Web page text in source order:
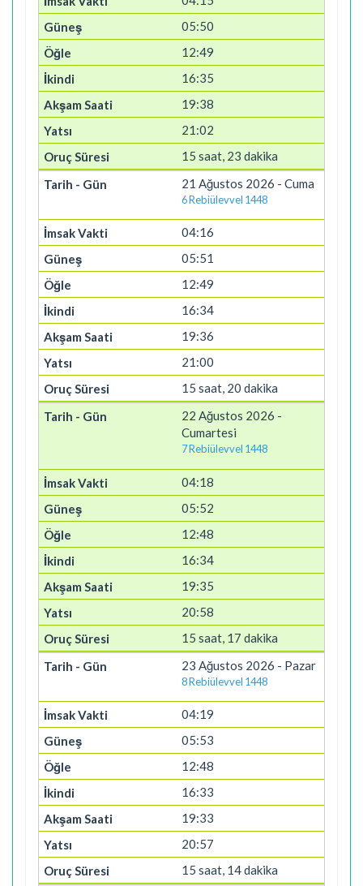
05:50
12:49
16:35
19:38
21:02
15 saat, 23 dakika
21 Ağustos 2026 - Cuma
6 Rebiülevvel 1448
04:16
05:51
12:49
16:34
19:36
21:00
15 saat, 20 dakika
22 Ağustos 2026 -
Cumartesi
7 Rebiülevvel 1448
04:18
05:52
12:48
16:34
19:35
20:58
15 saat, 17 dakika
23 Ağustos 2026 - Pazar
8 Rebiülevvel 1448
04:19
05:53
12:48
16:33
19:33
20:57
15 saat, 14 dakika